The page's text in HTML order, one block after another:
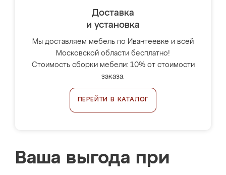
Доставка
и установка
Мы доставляем мебель по Ивантеевке и всей
Московской области бесплатно!
Стоимость сборки мебели: 10% от стоимости
заказа.
ПЕРЕЙТИ В КАТАЛОГ
Ваша выгода при